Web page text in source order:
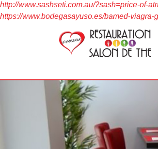
http://www.sashseti.com.au/?sash=price-of-
https://www.bodegasayuso.es/bamed-